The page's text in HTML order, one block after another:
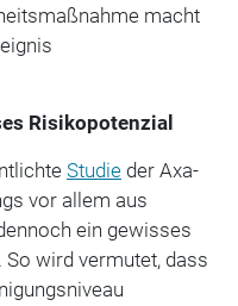
macht
Risikopotenzial
Studieder Axa-
vor allem aus
ein gewisses
wird vermutet, dass